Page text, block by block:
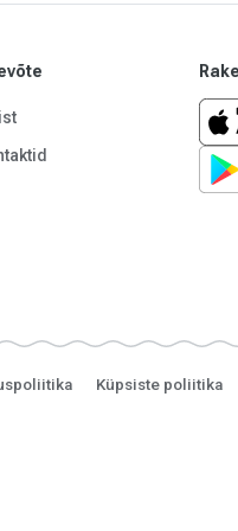
Küpsiste poliitika